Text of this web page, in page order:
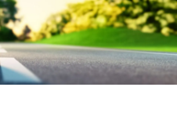
online
jou in de buurt
Merken: